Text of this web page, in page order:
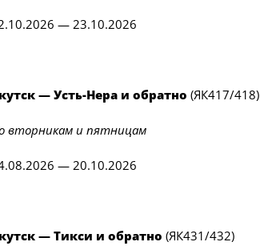
— 23.10.2026
— Усть-Нера и обратно (ЯК417/418)
вторникам и пятницам
— 20.10.2026
— Тикси и обратно (ЯК431/432)